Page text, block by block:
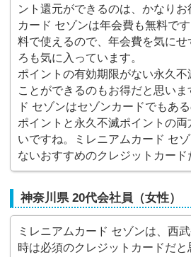
ント還元ができるのは、かなり
カード セゾンは年会費も無料で
料で使えるので、年会費を気にせ
ろも気に入っています。
ポイントの有効期限がない永久
ことができるのもお得だと思い
ド セゾンはセゾンカードでもあ
ポイントと永久不滅ポイントの
いですね。ミレニアムカード セ
ないおすすめのクレジットカード
神奈川県 20代会社員（女性）
ミレニアムカード セゾンは、西
時は必須のクレジットカードだ